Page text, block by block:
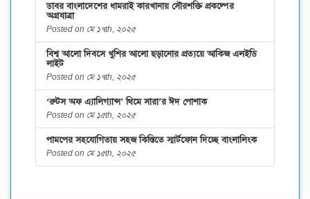
ডাবর বাংলাদেশের ধামরাই কারখানায় সৌরশক্তি প্রকল্পের
অগ্রযাত্রা
Posted on মে ১৭th, ২০২৫
বিশ্ব আলো দিবসে খুশির আলো ছড়ানোর প্রত্যয়ে আকিজ এলইডি
লাইট
Posted on মে ১৭th, ২০২৫
‘রুটস অফ এ্যালিগ্যান্স’ থিমে সারা’র ঈদ পোশাক
Posted on মে ১৫th, ২০২৫
পামপের সহযোগিতায় সহজ কিস্তিতে স্মার্টফোন দিচ্ছে বাংলালিংক
Posted on মে ১৫th, ২০২৫